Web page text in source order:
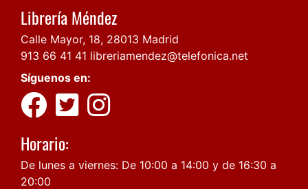
Librería Méndez
Calle Mayor, 18, 28013 Madrid
913 66 41 41 libreriamendez@telefonica.net
Síguenos en:
Horario:
De lunes a viernes: De 10:00 a 14:00 y de 16:30 a
20:00